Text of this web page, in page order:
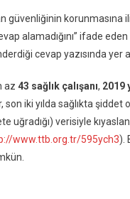
güvenliğinin
alamadığını” ifade eden
cevap yazısında yer
az 43 sağlık çalışanı, 2019
iki yılda sağlıkta şiddet
uğradığı) verisiyle
www.ttb.org.tr/595ych3).